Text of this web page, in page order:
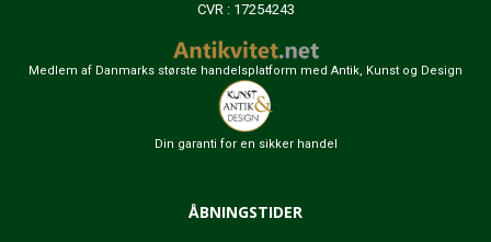
CVR : 17254243
Medlem af Danmarks største handelsplatform med Antik, Kunst og Design
Din garanti for en sikker handel
ÅBNINGSTIDER